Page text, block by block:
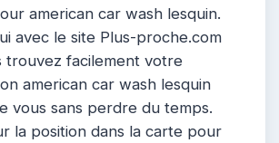
american car wash lesquin.
avec le site Plus-proche.com
trouvez facilement votre
american car wash lesquin
vous sans perdre du temps.
la position dans la carte pour